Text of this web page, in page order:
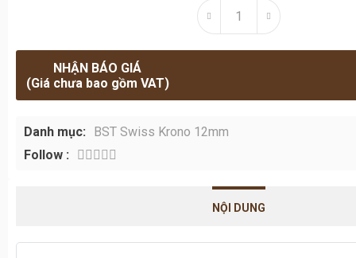
NHẬN BÁO GIÁ
(Giá chưa bao gồm VAT)
Follow :
NỘI DUNG